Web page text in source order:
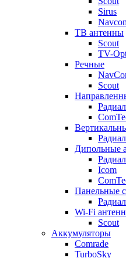
Sirus
ТВ антенны
Scout
TV-
Речные
Scout
Радиал
Радиал
Дипольные
Радиал
Icom
Панельные
Радиал
Wi-Fi
Scout
Аккумуляторы
Comrade
TurboSky